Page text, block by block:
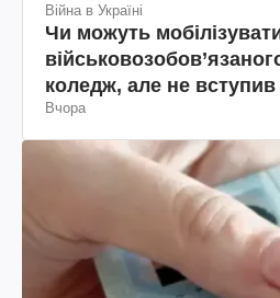
Війна в Україні
Чи можуть
коледж, але не
пояснення юриста
Вчора